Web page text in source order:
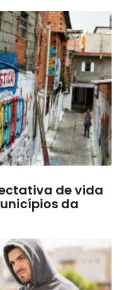
de vida
da